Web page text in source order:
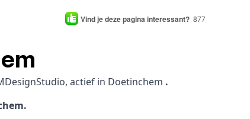
Vind je deze pagina interessant? 877
actief in Doetinchem .